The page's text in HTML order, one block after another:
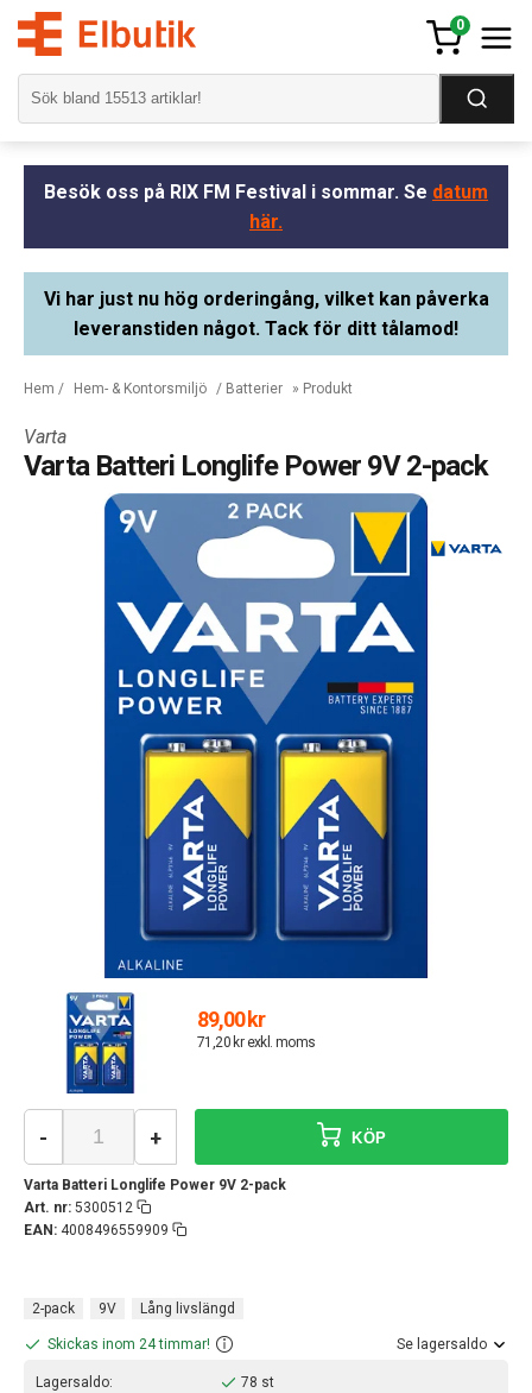
0
Besök oss på RIX FM Festival i sommar. Se datum
här.
Vi har just nu hög orderingång, vilket kan påverka
leveranstiden något. Tack för ditt tålamod!
Hem / Hem- & Kontorsmiljö / Batterier » Produkt
Varta
Varta Batteri Longlife Power 9V 2-pack
89,00 kr
71,20 kr exkl. moms
Varta Batteri Longlife Power 9V 2-pack
Art. nr: 5300512
EAN: 4008496559909
- + KÖP
2-pack 9V Lång livslängd
Skickas inom 24 timmar! Se lagersaldo
Lagersaldo:
78 st